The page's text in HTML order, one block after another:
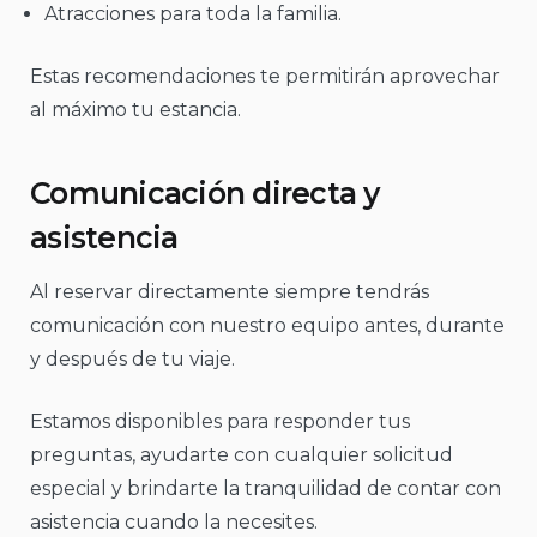
Atracciones para toda la familia.
Estas recomendaciones te permitirán aprovechar
al máximo tu estancia.
Comunicación directa y
asistencia
Al reservar directamente siempre tendrás
comunicación con nuestro equipo antes, durante
y después de tu viaje.
Estamos disponibles para responder tus
preguntas, ayudarte con cualquier solicitud
especial y brindarte la tranquilidad de contar con
asistencia cuando la necesites.